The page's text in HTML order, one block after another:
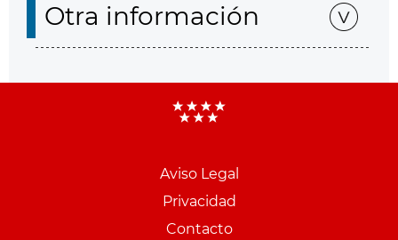
Otra información
Aviso Legal
Privacidad
Contacto